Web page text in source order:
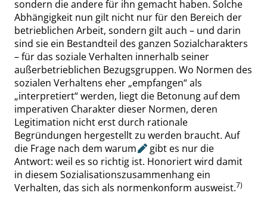
sondern die andere für ihn gemacht haben. Solche
Abhängigkeit nun gilt nicht nur für den Bereich der
betrieblichen Arbeit, sondern gilt auch – und darin
sind sie ein Bestandteil des ganzen Sozialcharakters
– für das soziale Verhalten innerhalb seiner
außerbetrieblichen Bezugsgruppen. Wo Normen des
sozialen Verhaltens eher „empfangen“als
„interpretiert“werden, liegt die Betonung auf dem
imperativen Charakter dieser Normen, deren
Legitimation nicht erst durch rationale
Begründungen hergestellt zu werden braucht. Auf
die Frage nach dem warum
gibt es nur die
Antwort: weil es so richtig ist. Honoriert wird damit
in diesem Sozialisationszusammenhang ein
Verhalten, das sich als normenkonform ausweist.7)